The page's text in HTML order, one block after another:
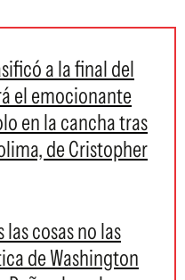
a la final del
el emocionante
en la cancha tras
de Cristopher
cosas no las
de Washington